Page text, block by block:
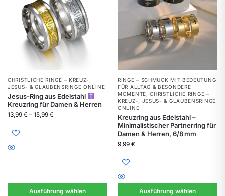
CHRISTLICHE RINGE – KREUZ-,
JESUS- & GLAUBENSRINGE ONLINE
Jesus-Ring aus Edelstahl
Kreuzring für Damen & Herren
13,99 € – 15,99 €
Ausführung wählen
RINGE – SCHMUCK MIT BEDEUTUNG
FÜR ALLTAG & BESONDERE
MOMENTE,CHRISTLICHE RINGE –
KREUZ-, JESUS- & GLAUBENSRINGE
ONLINE
Kreuzring aus Edelstahl –
Minimalistischer Partnerring für
Damen & Herren, 6/8 mm
9,99 €
Ausführung wählen